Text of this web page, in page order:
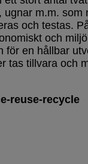
ugnar m.m. som
och testas.
och
för en hållbar
tas tillvara och
reuse-recycle